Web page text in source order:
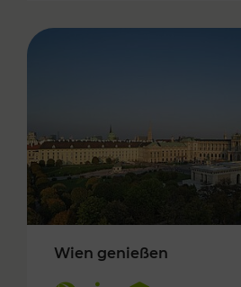
Wien genießen